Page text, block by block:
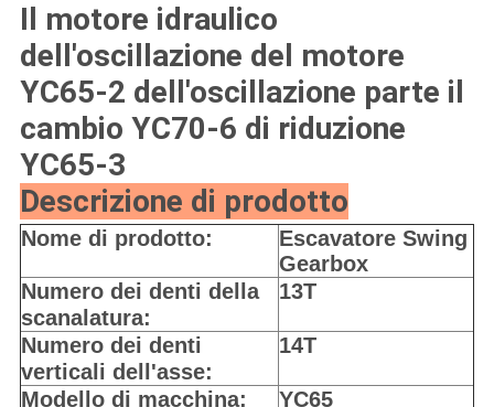
Il motore idraulico
dell'oscillazione del motore
YC65-2 dell'oscillazione parte il
cambio YC70-6 di riduzione
YC65-3
Descrizione di prodotto
Nome di prodotto:
Escavatore Swing
Gearbox
Numero dei denti della
scanalatura:
13T
Numero dei denti
verticali dell'asse:
14T
Modello di macchina:
YC65